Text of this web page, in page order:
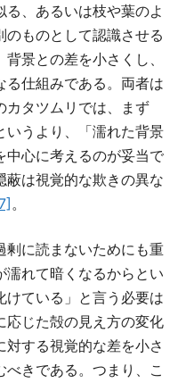
、あるいは枝や葉のよ
のものとして認識させる
景との差を小さくし、
る仕組みである。両者は
カタツムリでは、まず
いうより、「濡れた背景
中心に考えるのが妥当で
蔽は視覚的な欺きの異な
。
剰に読まないためにも重
濡れて暗くなるからとい
けている」と言う必要は
応じた殻の見え方の変化
する視覚的な差を小さ
べきである。つまり、こ